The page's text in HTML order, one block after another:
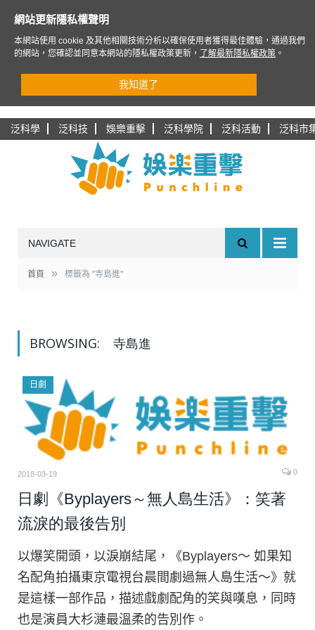
泛科學 泛科技 娛樂重擊 泛科學院 泛科活動 泛科市
NAVIGATE
首頁 » 標籤為 "寺島進"
BROWSING: 寺島進
日劇
2018-03-19 0
日劇《Byplayers～無人島生活》：笑著
流淚的最後告別
以爆笑開頭，以淚崩結尾，《Byplayers～ 如果知
名配角拍攝東京電視台晨間劇過無人島生活～》就
是這樣一部作品，描述戲劇配角的笑與嘆息，同時
也是演員大杉漣最溫柔的告別作。
網站更新隱私權聲明
本網站使用 cookie 及其他相關技術分析以確保使用者獲得最佳體驗，通過我們
的網站，您確認並同意本網站的隱私權政策更新，
了解最新隱私權政策 。
我知道了